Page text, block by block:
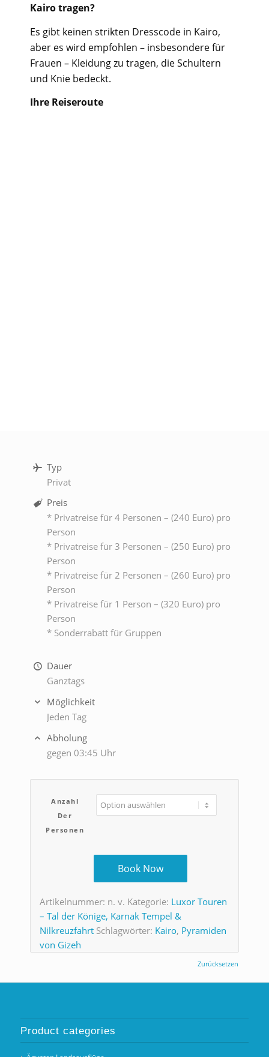
Kairo tragen?
Es gibt keinen strikten Dresscode in Kairo,
aber es wird empfohlen – insbesondere für
Frauen – Kleidung zu tragen, die Schultern
und Knie bedeckt.
Ihre Reiseroute
Typ
Privat
Preis
* Privatreise für 4 Personen – (240 Euro) pro
Person
* Privatreise für 3 Personen – (250 Euro) pro
Person
* Privatreise für 2 Personen – (260 Euro) pro
Person
* Privatreise für 1 Person – (320 Euro) pro
Person
* Sonderrabatt für Gruppen
Dauer
Ganztags
Möglichkeit
Jeden Tag
Abholung
gegen 03:45 Uhr
Anzahl
Der
Personen
Zurücksetzen
Book Now
Artikelnummer: n. v. Kategorie: Luxor Touren
– Tal der Könige, Karnak Tempel &
Nilkreuzfahrt Schlagwörter: Kairo, Pyramiden
von Gizeh
Product categories